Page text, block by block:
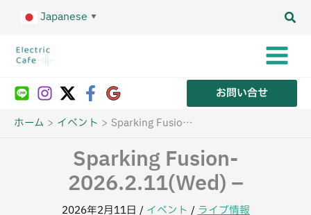
Japanese ▼
お問い合せ
ホーム イベント Sparking Fusion- 2026.2.11(Wed) –
Sparking Fusion-
2026.2.11(Wed) –
2026年2月11日 / イベント /ライブ情報